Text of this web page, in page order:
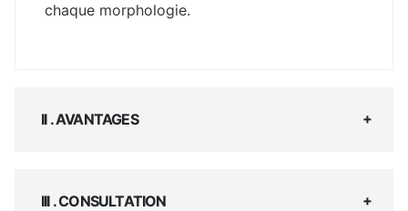
chaque morphologie.
II . AVANTAGES
III . CONSULTATION